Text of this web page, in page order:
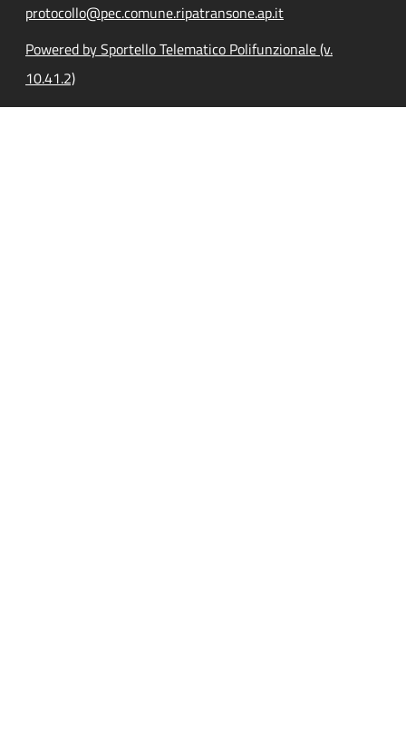
protocollo@pec.comune.ripatransone.ap.it
Powered by Sportello Telematico Polifunzionale (v.
10.41.2)